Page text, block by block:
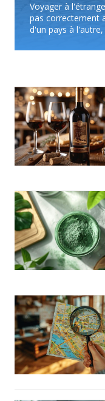
Voyager à
pas correctement
d'un pays à